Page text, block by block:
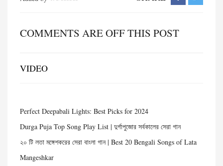
COMMENTS ARE OFF THIS POST
VIDEO
Perfect Deepabali Lights: Best Picks for 2024
Durga Puja Top Song Play List | দুর্গাপুজোর সর্বকালের সেরা গান
২০ টি লতা মঙ্গেশকরের সেরা বাংলা গান | Best 20 Bengali Songs of Lata
Mangeshkar